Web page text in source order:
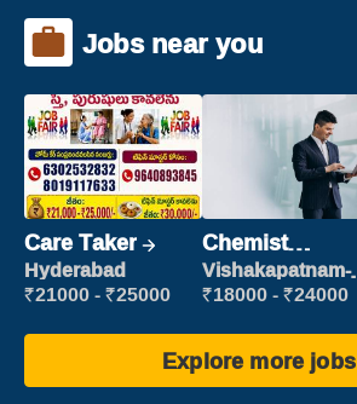
Jobs near you
Care Taker
Hyderabad
₹21000 - ₹25000
Chemist
Production
Executive
Vishakapatnam-
new
₹18000 - ₹24000
Explore more jobs